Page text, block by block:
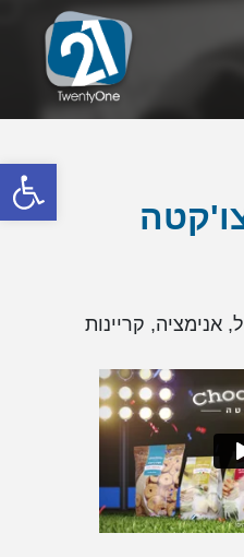
אנימציה, קריינות